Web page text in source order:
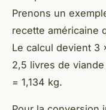
Prenons un
recette américaine
Le calcul devient 3
2,5 livres de
= 1,134 kg.